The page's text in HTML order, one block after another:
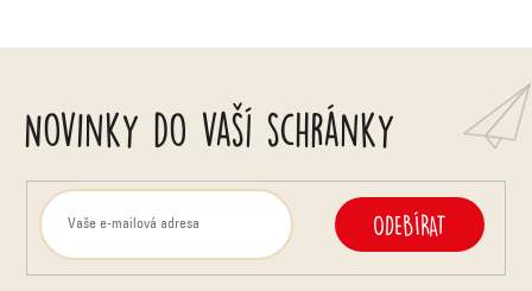
Novinky do vaší schránky
ODEBÍRAT